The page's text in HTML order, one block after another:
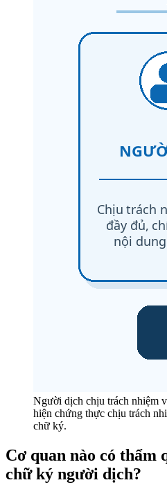
Người dịch chịu trách nhiệm
hiện chứng thực chịu trách
chữ ký.
Cơ quan nào có thẩm
chữ ký người dịch?